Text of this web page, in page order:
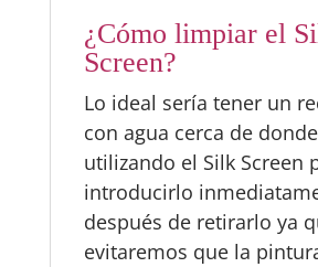
¿Cómo limpiar el
Screen?
Lo ideal sería tener un
con agua cerca de
utilizando el Silk Screen
introducirlo
después de retirarlo ya
evitaremos que la